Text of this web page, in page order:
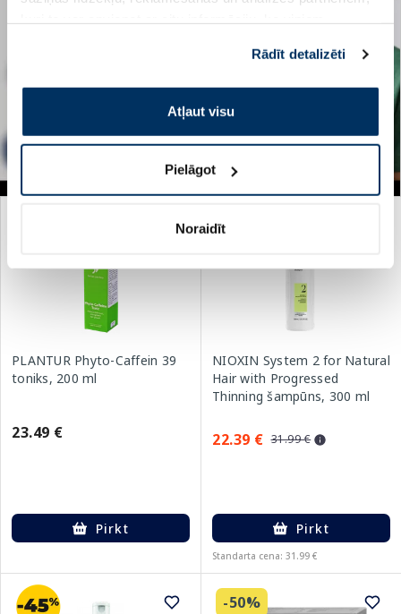
pakalpojumus. Ja piekrītat šo papildu sīkdatņu
izmantošanai, lūdzu, atzīmējiet savu izvēli:
Rādīt detalizēti
Atļaut visu
Pielāgot
Noraidīt
PLANTUR Phyto-Caffein 39
toniks, 200 ml
23.49 €
Pirkt
-30%
NIOXIN System 2 for Natural
Hair with Progressed
Thinning šampūns, 300 ml
22.39 € 31.99 €
Pirkt
Standarta cena: 31.99 €
-50%